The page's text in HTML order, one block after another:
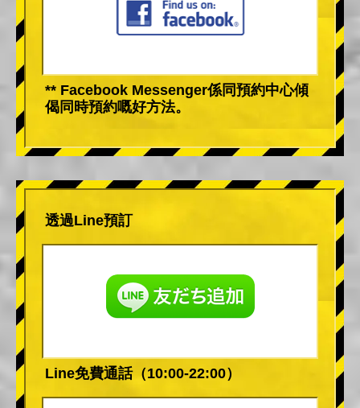
** Facebook Messenger係同預約中心傾
偈同時預約嘅好方法。
透過Line預訂
Line免費通話（10:00-22:00）